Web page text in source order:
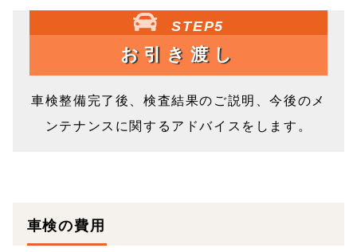
STEP5
お引き渡し
車検整備完了後、検査結果のご説明、今後のメ
ンテナンスに関するアドバイスをします。
車検の費用